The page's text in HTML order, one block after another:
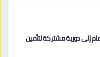
إلى دورية مشتركة لتأمين